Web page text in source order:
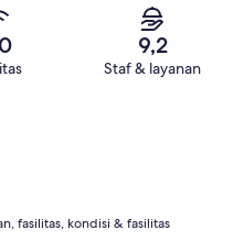
9,2
Staf & layanan
fasilitas, kondisi & fasilitas